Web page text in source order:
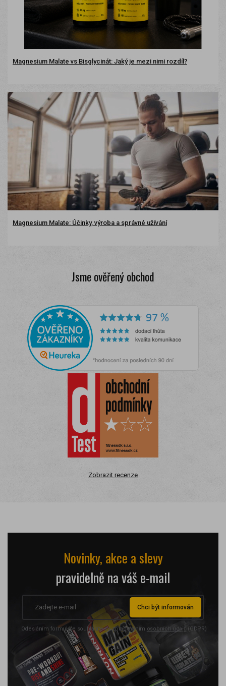
Magnesium Malate vs Bisglycinát: Jaký je mezi nimi rozdíl?
Magnesium Malate: Účinky, výroba a správné užívání
Jsme ověřený obchod
Zobrazit recenze
Novinky, akce a slevy
pravidelně na váš e-mail
Chci být informován
Odesláním formuláře souhlasíte se zpracováním osobních údajů (GDPR)